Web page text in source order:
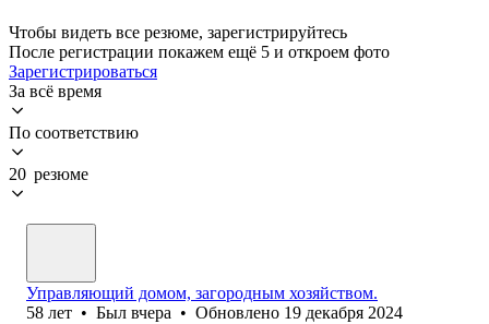
Чтобы видеть все резюме, зарегистрируйтесь
После регистрации покажем ещё 5 и откроем фото
Зарегистрироваться
За всё время
По соответствию
20 резюме
Управляющий домом, загородным хозяйством.
58 лет • Был вчера • Обновлено 19 декабря 2024